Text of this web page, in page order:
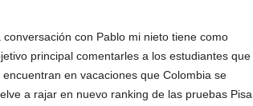
conversación con Pablo mi nieto tiene como
principal comentarles a los estudiantes que
encuentran en vacaciones que Colombia se
a rajar en nuevo ranking de las pruebas Pisa